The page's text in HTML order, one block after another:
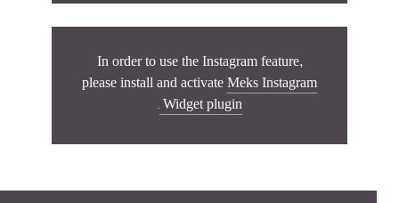
In order to use the Instagram feature,
please install and activate Meks Instagram
Widget plugin
.